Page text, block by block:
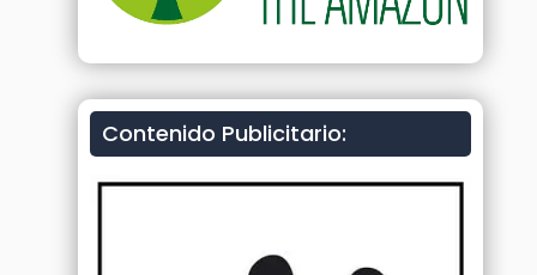
Contenido Publicitario: